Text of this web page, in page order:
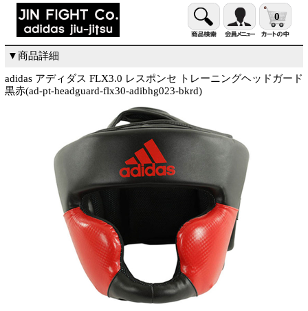
0
▼商品詳細
adidas アディダス FLX3.0 レスポンセ トレーニングヘッドガード
黒赤(ad-pt-headguard-flx30-adibhg023-bkrd)